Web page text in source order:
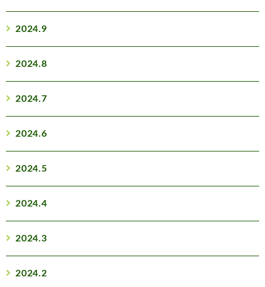
2024.9
2024.8
2024.7
2024.6
2024.5
2024.4
2024.3
2024.2